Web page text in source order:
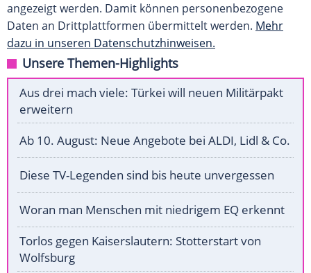
angezeigt werden. Damit können personenbezogene
Daten an Drittplattformen übermittelt werden. Mehr
dazu in unseren Datenschutzhinweisen.
Unsere Themen-Highlights
Aus drei mach viele: Türkei will neuen Militärpakt
erweitern
Ab 10. August: Neue Angebote bei ALDI, Lidl & Co.
Diese TV-Legenden sind bis heute unvergessen
Woran man Menschen mit niedrigem EQ erkennt
Torlos gegen Kaiserslautern: Stotterstart von
Wolfsburg